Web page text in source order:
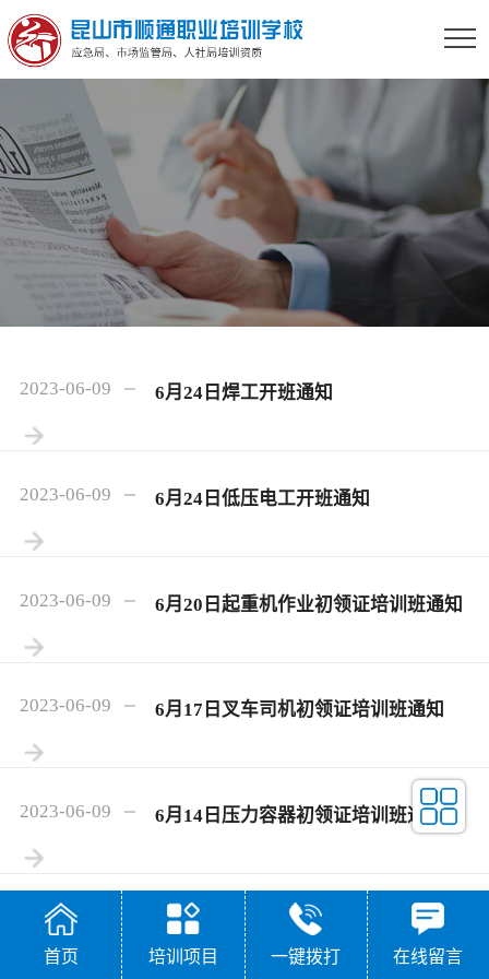
2023-06-09 6月24日焊工开班通知
2023-06-09 6月24日低压电工开班通知
2023-06-09 6月20日起重机作业初领证培训班通知
2023-06-09 6月17日叉车司机初领证培训班通知
2023-06-09 6月14日压力容器初领证培训班通知
2023-06-01 6月12日高处作业初领证开班通知
首页 培训项目 一键拨打 在线留言